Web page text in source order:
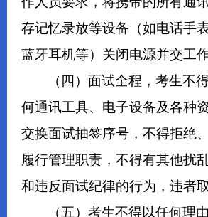
存记忆录放等设备（如电话手
蓝牙耳机等）关闭电源并交工
（四）面试全程，考生不
何通讯工具、电子设备及各种
交换面试抽签序号，不得拒绝
履行管理职责，不得有其他扰
和违反面试纪律的行为，违者
（五）考生不得以任何理